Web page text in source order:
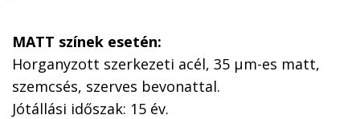
MATT színek esetén:
Horganyzott szerkezeti acél, 35 µm-es matt,
szemcsés, szerves bevonattal.
Jótállási időszak: 15 év.